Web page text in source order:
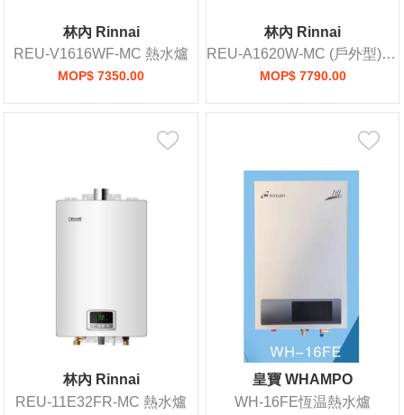
林內 Rinnai
REU-V1616WF-MC 熱水爐
MOP$ 7350.00
林內 Rinnai
REU-A1620W-MC (戶外型)熱水爐
MOP$ 7790.00
林內 Rinnai
REU-11E32FR-MC 熱水爐
皇寶 WHAMPO
WH-16FE恆温熱水爐